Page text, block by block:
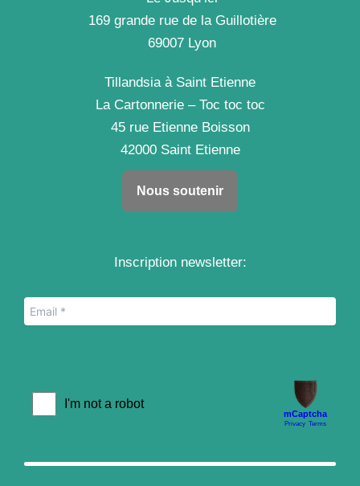
169 grande rue de la Guillotière
69007 Lyon
Tillandsia à Saint Etienne
La Cartonnerie – Toc toc toc
45 rue Etienne Boisson
42000 Saint Etienne
Nous soutenir
Inscription newsletter: